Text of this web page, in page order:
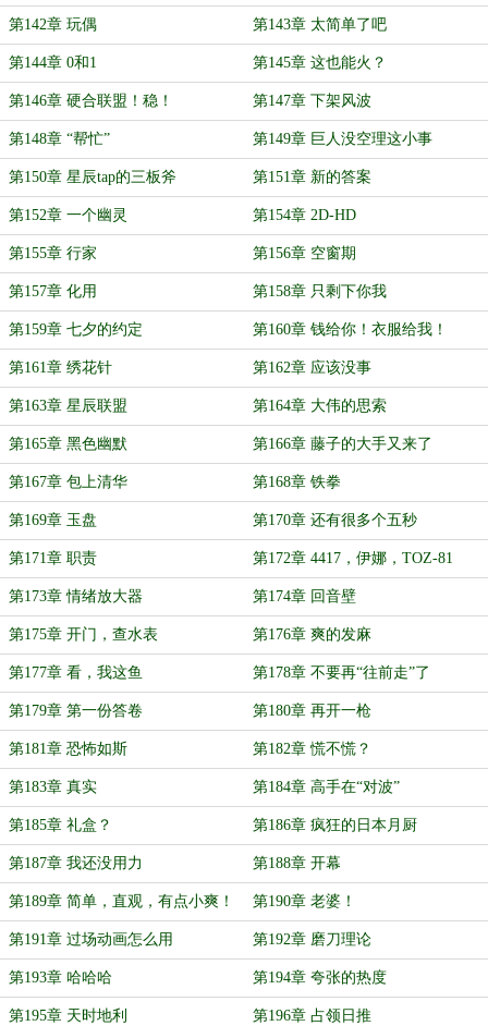
第142章 玩偶 第143章 太简单了吧
第144章 0和1 第145章 这也能火？
第146章 硬合联盟！稳！ 第147章 下架风波
第148章 “帮忙” 第149章 巨人没空理这小事
第150章 星辰tap的三板斧 第151章 新的答案
第152章 一个幽灵 第154章 2D-HD
第155章 行家 第156章 空窗期
第157章 化用 第158章 只剩下你我
第159章 七夕的约定 第160章 钱给你！衣服给我！
第161章 绣花针 第162章 应该没事
第163章 星辰联盟 第164章 大伟的思索
第165章 黑色幽默 第166章 藤子的大手又来了
第167章 包上清华 第168章 铁拳
第169章 玉盘 第170章 还有很多个五秒
第171章 职责 第172章 4417，伊娜，TOZ-81
第173章 情绪放大器 第174章 回音壁
第175章 开门，查水表 第176章 爽的发麻
第177章 看，我这鱼 第178章 不要再“往前走”了
第179章 第一份答卷 第180章 再开一枪
第181章 恐怖如斯 第182章 慌不慌？
第183章 真实 第184章 高手在“对波”
第185章 礼盒？ 第186章 疯狂的日本月厨
第187章 我还没用力 第188章 开幕
第189章 简单，直观，有点小爽！ 第190章 老婆！
第191章 过场动画怎么用 第192章 磨刀理论
第193章 哈哈哈 第194章 夸张的热度
第195章 天时地利 第196章 占领日推